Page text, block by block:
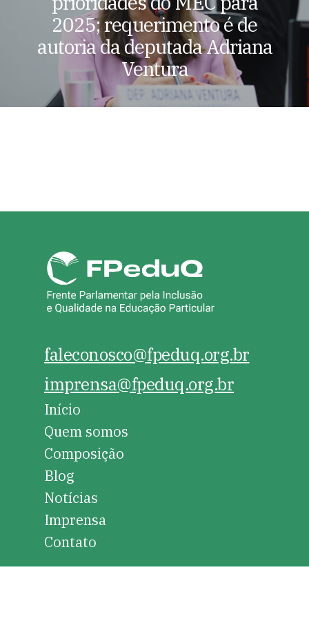
2025; requerimento é de
autoria da deputada Adriana
Ventura
faleconosco@fpeduq.org.br
imprensa@fpeduq.org.br
Início
Quem somos
Composição
Blog
Notícias
Imprensa
Contato